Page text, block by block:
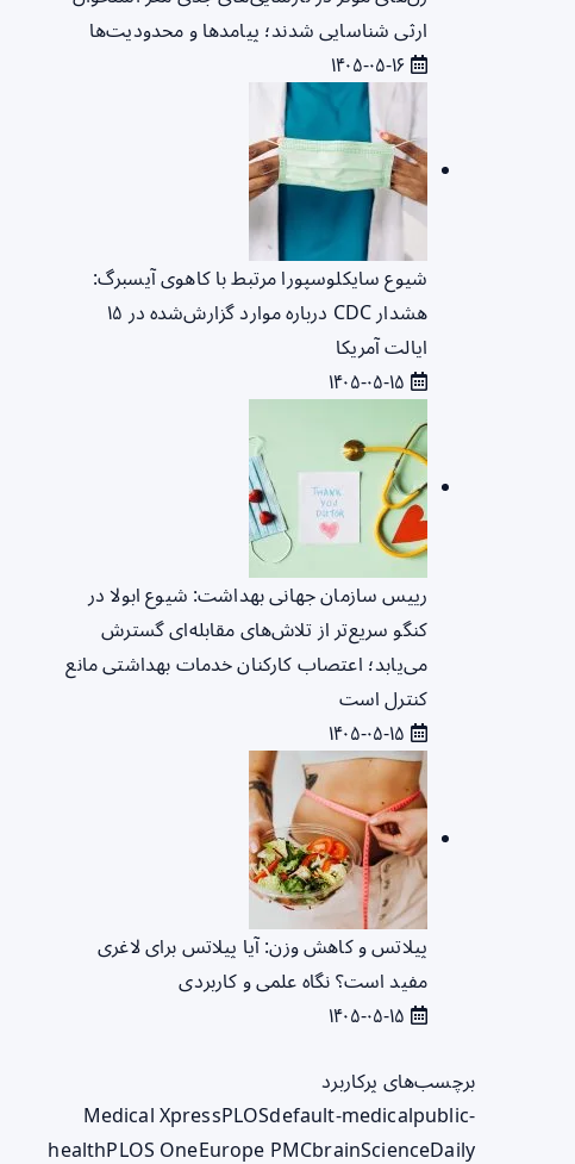
ارثی شناسایی شدند؛ پیامدها و محدودیت‌ها
شیوع سایکلوسپورا مرتبط با کاهوی آیسبرگ:
هشدار CDC درباره موارد گزارش‌شده در ۱۵
ایالت آمریکا
رییس سازمان جهانی بهداشت: شیوع ابولا در
کنگو سریع‌تر از تلاش‌های مقابله‌ای گسترش
می‌یابد؛ اعتصاب کارکنان خدمات بهداشتی مانع
کنترل است
پیلاتس و کاهش وزن: آیا پیلاتس برای لاغری
مفید است؟ نگاه علمی و کاربردی
برچسب‌های پرکاربرد
Medical XpressPLOSdefault-medicalpublic-
healthPLOS OneEurope PMCbrainScienceDaily